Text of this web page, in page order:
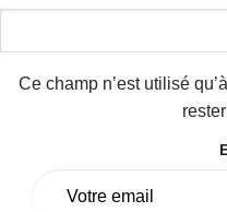
Ce champ n’est utilisé